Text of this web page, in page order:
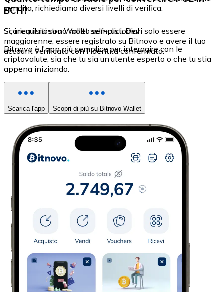
vendita, richiediamo diversi livelli di verifica.
BCH?
Sì, i requisiti sono molto semplici. Devi solo essere
maggiorenne, essere registrato su Bitnovo e avere il tuo
account verificato con l'identità confermata.
Scarica il nostro Wallet self-custodial
Bitnovo è l'app più semplice per interagire con le
criptovalute, sia che tu sia un utente esperto o che tu stia
appena iniziando.
Scarica l'app Scopri di più su Bitnovo Wallet